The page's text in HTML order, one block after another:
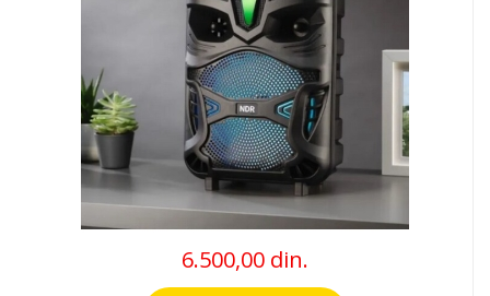
6.500,00 din.